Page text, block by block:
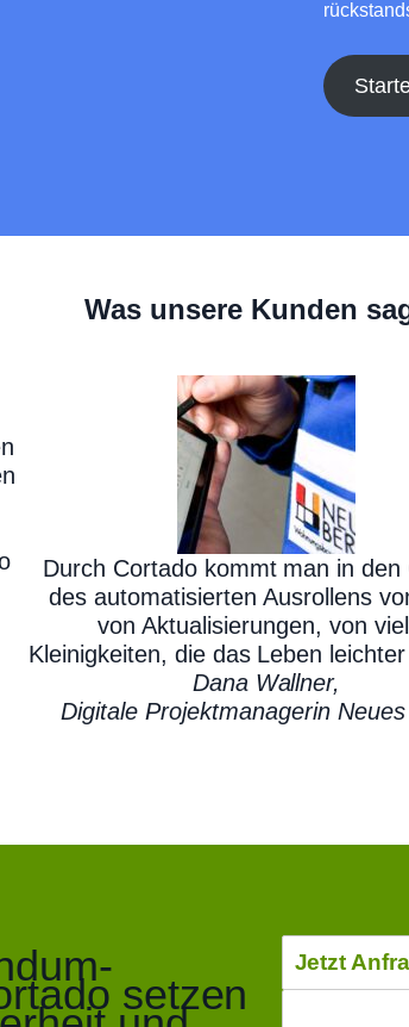
Was unsere Kunden
Durch Cortado kommt man in den
des automatisierten Ausrollens
von Aktualisierungen, von
Kleinigkeiten, die das Leben
Dana Wallner,
Digitale Projektmanagerin
setzen
Jetzt